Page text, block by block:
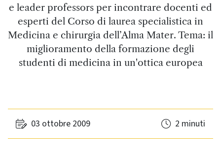
e leader professors per incontrare docenti ed
esperti del Corso di laurea specialistica in
Medicina e chirurgia dell’Alma Mater. Tema: il
miglioramento della formazione degli
studenti di medicina in un'ottica europea
03 ottobre 2009 2 minuti